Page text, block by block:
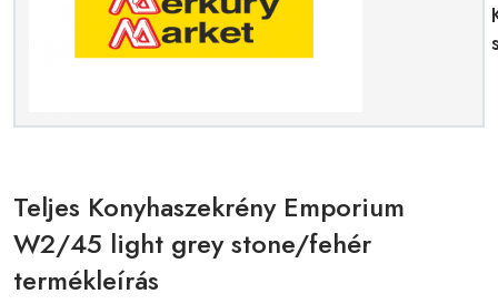
Teljes Konyhaszekrény Emporium
W2/45 light grey stone/fehér
termékleírás